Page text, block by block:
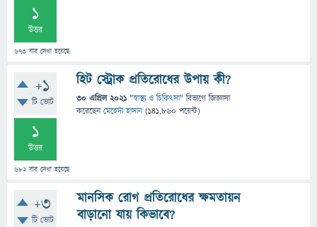
1
উত্তর
673 বার দেখা হয়েছে
+1
টি ভোট
1
উত্তর
682বার দেখা হয়েছে
হিট স্ট্রোক প্রতিরোধের উপায় কী?
30 এপ্রিল 2021 "স্বাস্থ্য ও চিকিৎসা" বিভাগে জিজ্ঞাসা
করেছেনমেহেদী হাসান (141,860 পয়েন্ট)
+3
টি ভোট
মানসিক রোগ প্রতিরোধের ক্ষমতায়ন
বাড়ানো যায় কিভাবে?